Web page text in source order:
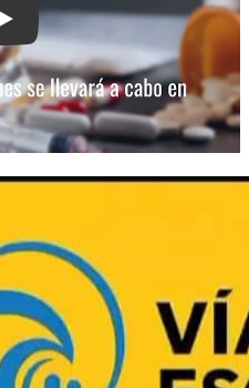
Play: Conversatorio sobre adicciones